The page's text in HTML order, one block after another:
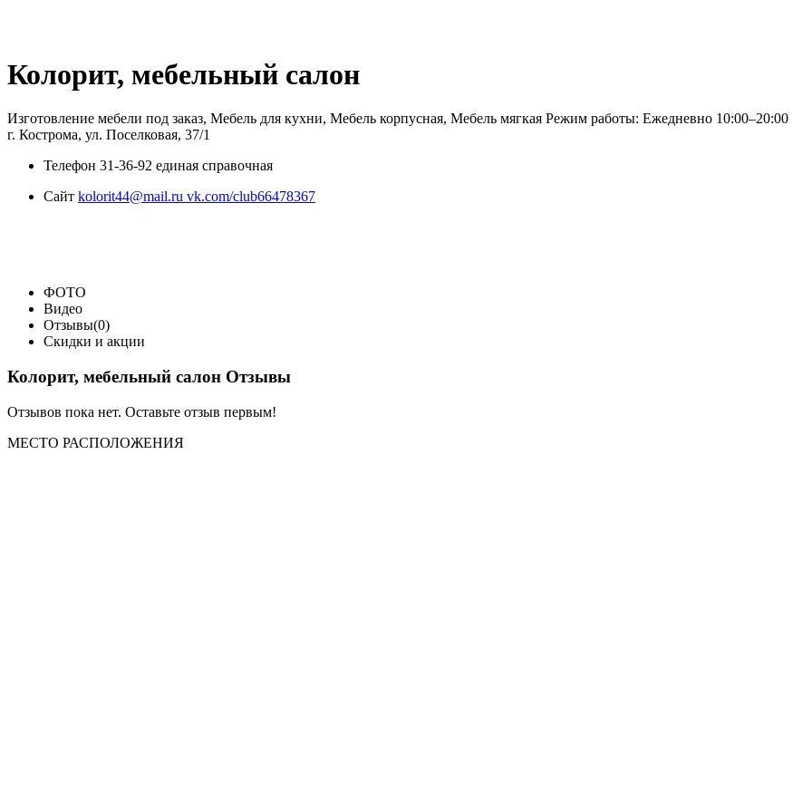
Колорит, мебельный салон
Изготовление мебели под заказ, Мебель для кухни, Мебель корпусная, Мебель мягкая Режим работы: Ежедневно 10:00–20:00
г. Кострома, ул. Поселковая, 37/1
Телефон 31-36-92 единая справочная
Сайт kolorit44@mail.ru vk.com/club66478367
ФОТО
Видео
Отзывы(0)
Скидки и акции
Колорит, мебельный салон Отзывы
Отзывов пока нет. Оставьте отзыв первым!
МЕСТО РАСПОЛОЖЕНИЯ